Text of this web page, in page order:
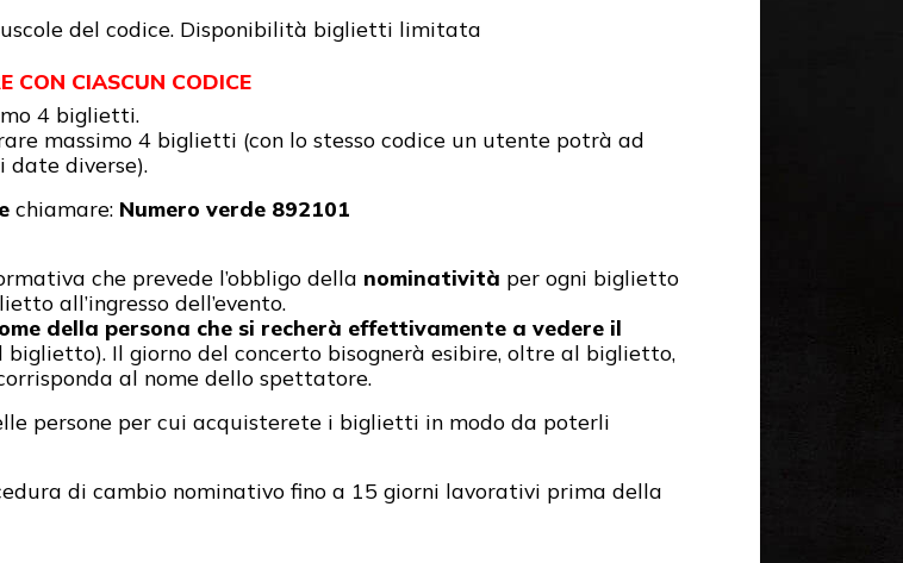
del codice. Disponibilità biglietti limitata
CON CIASCUN CODICE
4 biglietti.
massimo 4 biglietti (con lo stesso codice un utente potrà ad
date diverse).
chiamare: Numero verde 892101
che prevede l’obbligo della nominatività per ogni biglietto
all’ingresso dell’evento.
della persona che si recherà effettivamente a vedere il
Il giorno del concerto bisognerà esibire, oltre al biglietto,
al nome dello spettatore.
persone per cui acquisterete i biglietti in modo da poterli
di cambio nominativo fino a 15 giorni lavorativi prima della